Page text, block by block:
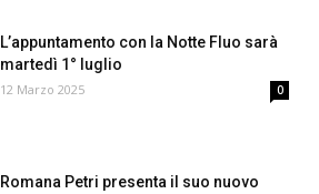
L’appuntamento con la Notte Fluo sarà
martedì 1° luglio
12 Marzo 2025 0
Romana Petri presenta il suo nuovo